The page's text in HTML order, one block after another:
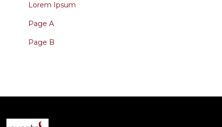
Lorem Ipsum
Page A
Page B